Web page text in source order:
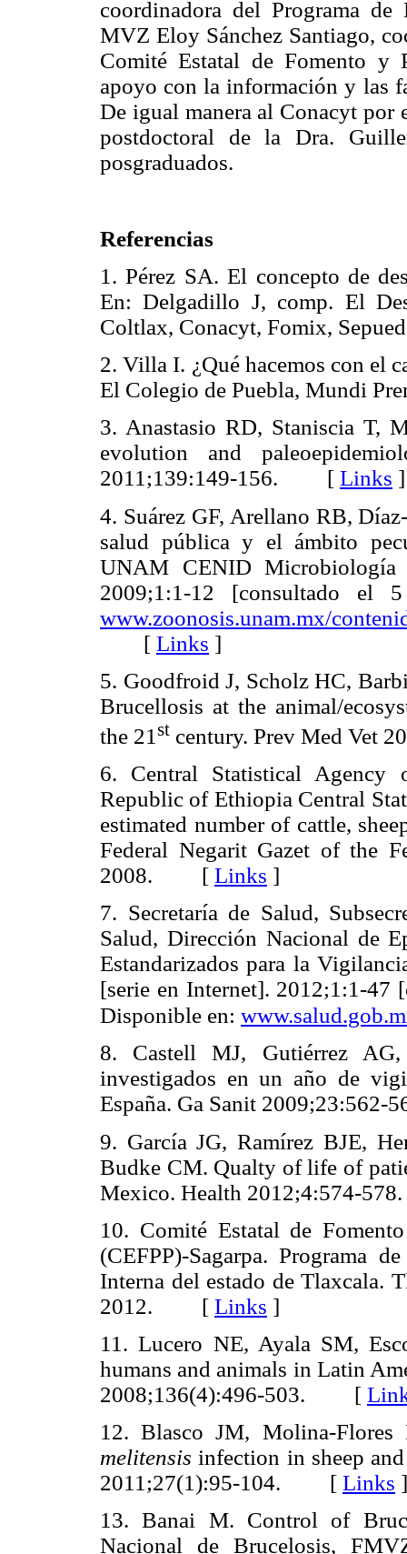
coordinadora del Programa
MVZ Eloy Sánchez Santiago,
Comité Estatal de Fomento y
apoyo con la información y las
De igual manera al Conacyt por
postdoctoral de la Dra.
posgraduados.
Referencias
1. Pérez SA. El concepto de
En: Delgadillo J, comp. El
Coltlax, Conacyt, Fomix,
2. Villa I. ¿Qué hacemos con el
El Colegio de Puebla, Mundi
3. Anastasio RD, Staniscia T,
evolution and
2011;139:149-156. [ Links ]
4. Suárez GF, Arellano RB,
salud pública y el ámbito
UNAM CENID Microbiología
2009;1:1-12 [consultado el
www.zoonosis.unam.mx/
[ Links ]
5. Goodfroid J, Scholz HC,
Brucellosis at the animal/
the 21 st century. Prev Med
6. Central Statistical Agency
Republic of Ethiopia Central
estimated number of cattle,
Federal Negarit Gazet of the
2008. [ Links ]
7. Secretaría de Salud,
Salud, Dirección Nacional de
Estandarizados para la
[serie en Internet]. 2012;1:1-47
Disponible en:
8. Castell MJ, Gutiérrez
investigados en un año de
España. Ga Sanit
9. García JG, Ramírez BJE,
Budke CM. Qualty of life of
Mexico. Health
10. Comité Estatal de
(CEFPP)-Sagarpa. Programa
Interna del estado de Tlaxcala.
2012. [ Links ]
11. Lucero NE, Ayala SM,
humans and animals in Latin
2008;136(4):496-503. [
12. Blasco JM, Molina-
melitensis infection in sheep
2011;27(1):95-104. [ Links ]
13. Banai M. Control of
Nacional de Brucelosis,